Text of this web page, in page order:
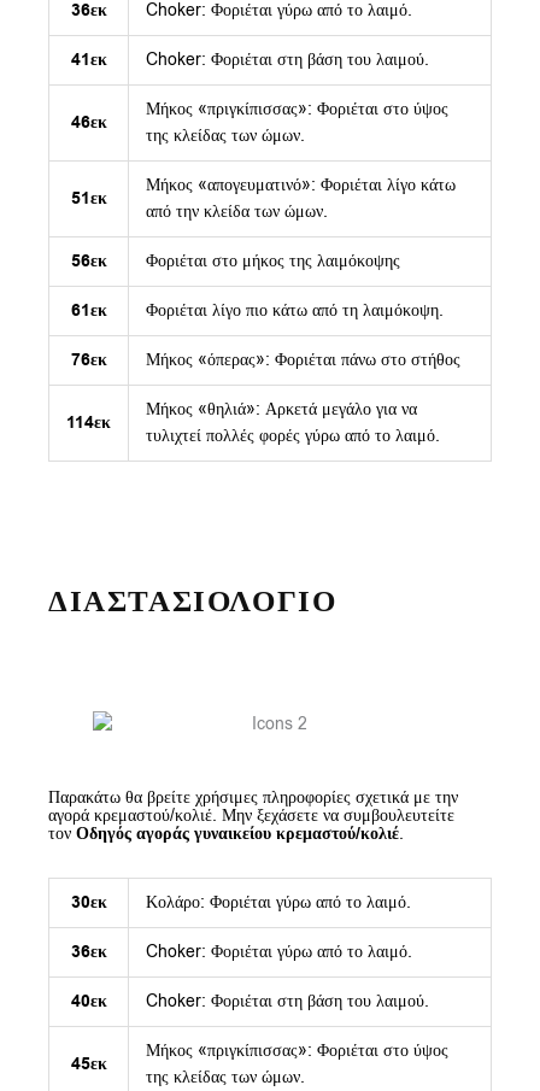
36εκ Choker: Φοριέται γύρω από το λαιμό.
41εκ Choker: Φοριέται στη βάση του λαιμού.
46εκ
Μήκος «πριγκίπισσας»: Φοριέται στο ύψος
της κλείδας των ώμων.
51εκ
Μήκος «απογευματινό»: Φοριέται λίγο κάτω
από την κλείδα των ώμων.
56εκ Φοριέται στο μήκος της λαιμόκοψης
61εκ Φοριέται λίγο πιο κάτω από τη λαιμόκοψη.
76εκ Μήκος «όπερας»: Φοριέται πάνω στο στήθος
114εκ
Μήκος «θηλιά»: Αρκετά μεγάλο για να
τυλιχτεί πολλές φορές γύρω από το λαιμό.
ΔΙΑΣΤΑΣΙΟΛΟΓΙΟ
Παρακάτω θα βρείτε χρήσιμες πληροφορίες σχετικά με την
αγορά κρεμαστού/κολιέ. Μην ξεχάσετε να συμβουλευτείτε
τον Οδηγός αγοράς γυναικείου κρεμαστού/κολιέ.
30εκ Κολάρο: Φοριέται γύρω από το λαιμό.
36εκ Choker: Φοριέται γύρω από το λαιμό.
40εκ Choker: Φοριέται στη βάση του λαιμού.
45εκ
Μήκος «πριγκίπισσας»: Φοριέται στο ύψος
της κλείδας των ώμων.